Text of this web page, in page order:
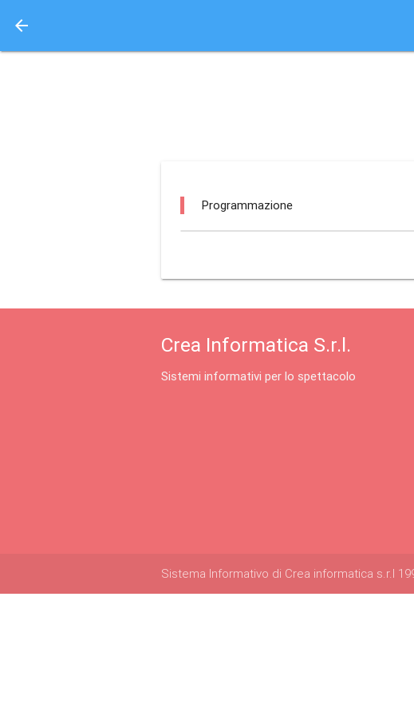
arrow_back
Programmazione
Crea Informatica S.r.l.
Sistemi informativi per lo spettacolo
Sistema Informativo di Crea informatica s.r.l